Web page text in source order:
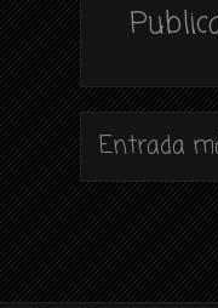
Entrada